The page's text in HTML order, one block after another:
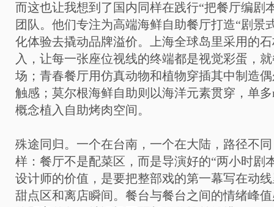
而这也让我想到了国内同样在践行“把餐厅编剧
团队。他们专注为高端海鲜自助餐厅打造“剧景
化体验去撬动品牌溢价。上海全球岛里采用的
入，让每一张座位视线的终端都是视觉彩蛋，
场；青春餐厅用仿真动物和植物穿插其中制造
触感；莫尔根海鲜自助则以海洋元素贯穿，单
概念植入自助烤肉空间。
殊途同归。一个在台南，一个在大陆，路径不
样：餐厅不是配菜区，而是导演好的“两小时剧
设计师的价值，是要把整部戏的第一幕写在动
甜点区和离店瞬间。餐台与餐台之间的情绪峰